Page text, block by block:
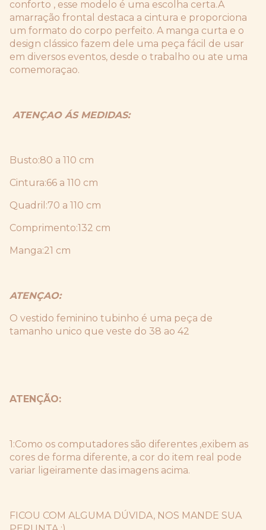
conforto , esse modelo é uma escolha certa.A
amarração frontal destaca a cintura e proporciona
um formato do corpo perfeito. A manga curta e o
design clássico fazem dele uma peça fácil de usar
em diversos eventos, desde o trabalho ou ate uma
comemoraçao.
ATENÇAO ÁS MEDIDAS:
Busto:80 a 110 cm
Cintura:66 a 110 cm
Quadril:70 a 110 cm
Comprimento:132 cm
Manga:21 cm
ATENÇAO:
O vestido feminino tubinho é uma peça de
tamanho unico que veste do 38 ao 42
ATENÇÃO:
1:Como os computadores são diferentes ,exibem as
cores de forma diferente, a cor do item real pode
variar ligeiramente das imagens acima.
FICOU COM ALGUMA DÚVIDA, NOS MANDE SUA